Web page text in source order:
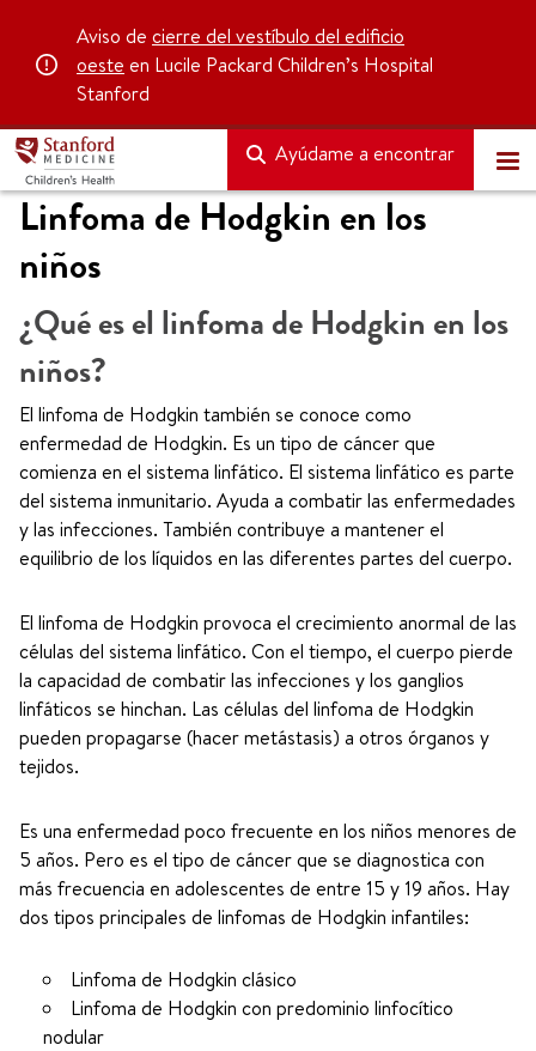
Aviso de cierre del vestíbulo del edificio
oeste en Lucile Packard Children’s Hospital
Stanford
Ayúdame a encontrar
Linfoma de Hodgkin en los
niños
¿Qué es el linfoma de Hodgkin en los
niños?
El linfoma de Hodgkin también se conoce como
enfermedad de Hodgkin. Es un tipo de cáncer que
comienza en el sistema linfático. El sistema linfático es parte
del sistema inmunitario. Ayuda a combatir las enfermedades
y las infecciones. También contribuye a mantener el
equilibrio de los líquidos en las diferentes partes del cuerpo.
El linfoma de Hodgkin provoca el crecimiento anormal de las
células del sistema linfático. Con el tiempo, el cuerpo pierde
la capacidad de combatir las infecciones y los ganglios
linfáticos se hinchan. Las células del linfoma de Hodgkin
pueden propagarse (hacer metástasis) a otros órganos y
tejidos.
Es una enfermedad poco frecuente en los niños menores de
5 años. Pero es el tipo de cáncer que se diagnostica con
más frecuencia en adolescentes de entre 15 y 19 años. Hay
dos tipos principales de linfomas de Hodgkin infantiles:
Linfoma de Hodgkin clásico
Linfoma de Hodgkin con predominio linfocítico
nodular